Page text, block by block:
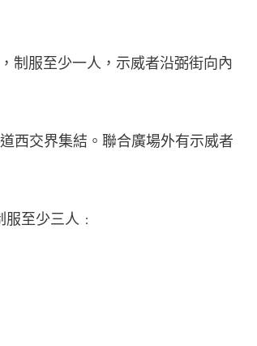
制服至少一人，示威者沿弼街向內
西交界集結。聯合廣場外有示威者
至少三人﹕